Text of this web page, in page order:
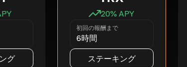
グ
20% APY
初回の報酬まで
6時間
ステーキング